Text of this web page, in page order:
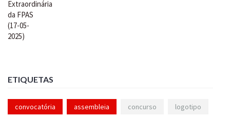
ETIQUETAS
convocatória assembleia concurso logotipo